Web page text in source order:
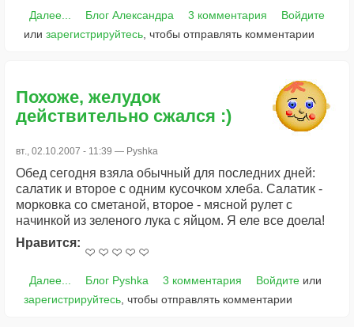
Далее... Блог Александра 3 комментария
Войдите
или зарегистрируйтесь, чтобы отправлять комментарии
Похоже, желудок
действительно сжался :)
вт., 02.10.2007 - 11:39 — Pyshka
Обед сегодня взяла обычный для последних дней:
салатик и второе с одним кусочком хлеба. Салатик -
морковка со сметаной, второе - мясной рулет с
начинкой из зеленого лука с яйцом. Я еле все доела!
Нравится:
Далее... Блог Pyshka 3 комментария Войдитеили
зарегистрируйтесь , чтобы отправлять комментарии